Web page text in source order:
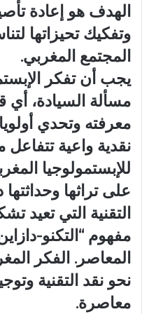
الهدف هو إعادة
وتفكيك تحيزاتها
المجتمع المغربي.
يجب أن تفكر
مسألة السيادة، أي
معرفته وتحدي
نقدية واعية تتفاعل
للإبستمولوجيا
على تراثها
التقنية التي تعيد
مفهوم “التكنو-
المعاصر. الفكر
نحو نقد التقنية
معاصرة.